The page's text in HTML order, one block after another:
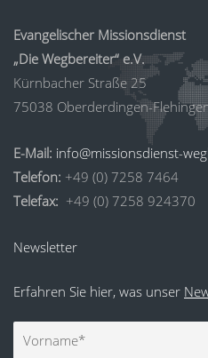
Evangelischer Missionsdienst
„Die Wegbereiter“ e.V.
Kürnbacher Straße 25
75038 Oberderdingen-
E-Mail: info@missionsdienst-
Telefon: +49 (0) 7258 7464
Telefax: +49 (0) 7258 924370
Newsletter
Erfahren Sie hier, was unser
Vorname